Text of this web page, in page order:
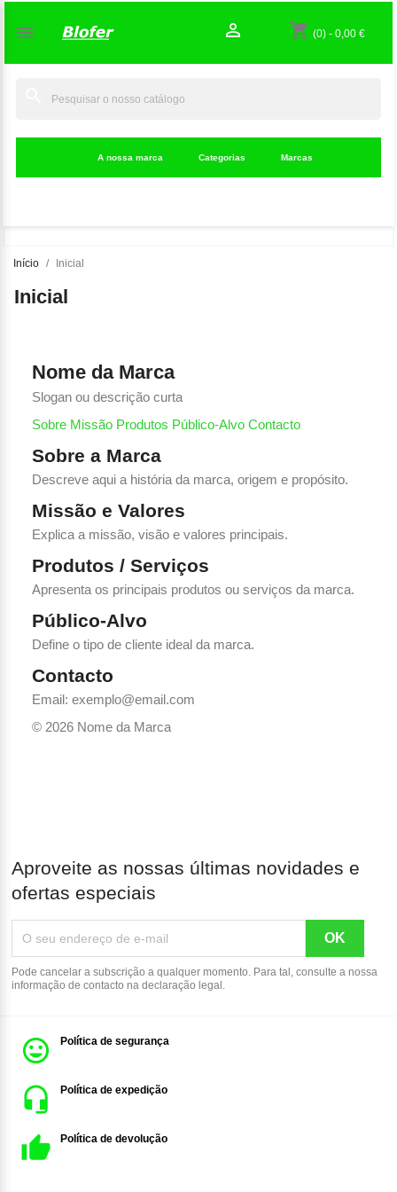
 shopping_cart (0) -0,00 €

A nossa marca Categorias Marcas
Início Inicial
Inicial
Nome da Marca
Slogan ou descrição curta
Sobre Missão Produtos Público-Alvo Contacto
Sobre a Marca
Descreve aqui a história da marca, origem e propósito.
Missão e Valores
Explica a missão, visão e valores principais.
Produtos / Serviços
Apresenta os principais produtos ou serviços da marca.
Público-Alvo
Define o tipo de cliente ideal da marca.
Contacto
Email: exemplo@email.com
© 2026 Nome da Marca
Aproveite as nossas últimas novidades e
ofertas especiais
Pode cancelar a subscrição a qualquer momento. Para tal, consulte a nossa
informação de contacto na declaração legal.
Política de segurança
Política de expedição
Política de devolução